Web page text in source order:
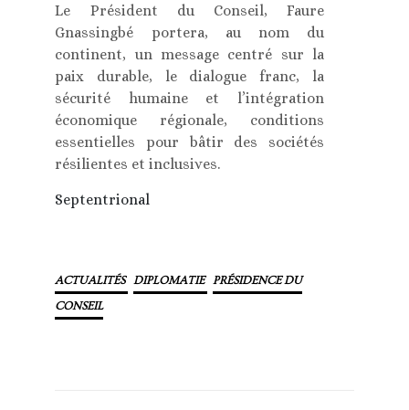
Le Président du Conseil, Faure
Gnassingbé portera, au nom du
continent, un message centré sur la
paix durable, le dialogue franc, la
sécurité humaine et l’intégration
économique régionale, conditions
essentielles pour bâtir des sociétés
résilientes et inclusives.
Septentrional
ACTUALITÉS DIPLOMATIE PRÉSIDENCE DU
CONSEIL